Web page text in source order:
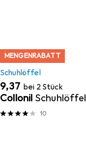
MENGENRABATT
Schuhlöffel
EUR
9,37 bei 2 Stück
Collonil Schuhlöffel
10